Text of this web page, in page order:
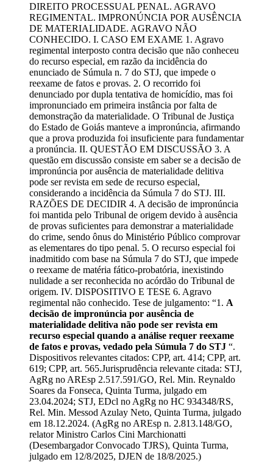
DIREITO PROCESSUAL PENAL. AGRAVO
REGIMENTAL. IMPRONÚNCIA POR AUSÊNCIA
DE MATERIALIDADE. AGRAVO NÃO
CONHECIDO. I. CASO EM EXAME 1. Agravo
regimental interposto contra decisão que não conheceu
do recurso especial, em razão da incidência do
enunciado de Súmula n. 7 do STJ, que impede o
reexame de fatos e provas. 2. O recorrido foi
denunciado por dupla tentativa de homicídio, mas foi
impronunciado em primeira instância por falta de
demonstração da materialidade. O Tribunal de Justiça
do Estado de Goiás manteve a impronúncia, afirmando
que a prova produzida foi insuficiente para fundamentar
a pronúncia. II. QUESTÃO EM DISCUSSÃO 3. A
questão em discussão consiste em saber se a decisão de
impronúncia por ausência de materialidade delitiva
pode ser revista em sede de recurso especial,
considerando a incidência da Súmula 7 do STJ. III.
RAZÕES DE DECIDIR 4. A decisão de impronúncia
foi mantida pelo Tribunal de origem devido à ausência
de provas suficientes para demonstrar a materialidade
do crime, sendo ônus do Ministério Público comprovar
as elementares do tipo penal. 5. O recurso especial foi
inadmitido com base na Súmula 7 do STJ, que impede
o reexame de matéria fático-probatória, inexistindo
nulidade a ser reconhecida no acórdão do Tribunal de
origem. IV. DISPOSITIVO E TESE 6. Agravo
regimental não conhecido. Tese de julgamento: “1. A
decisão de impronúncia por ausência de
materialidade delitiva não pode ser revista em
recurso especial quando a análise requer reexame
de fatos e provas, vedado pela Súmula 7 do STJ “.
Dispositivos relevantes citados: CPP, art. 414; CPP, art.
619; CPP, art. 565.Jurisprudência relevante citada: STJ,
AgRg no AREsp 2.517.591/GO, Rel. Min. Reynaldo
Soares da Fonseca, Quinta Turma, julgado em
23.04.2024; STJ, EDcl no AgRg no HC 934348/RS,
Rel. Min. Messod Azulay Neto, Quinta Turma, julgado
em 18.12.2024. (AgRg no AREsp n. 2.813.148/GO,
relator Ministro Carlos Cini Marchionatti
(Desembargador Convocado TJRS), Quinta Turma,
julgado em 12/8/2025, DJEN de 18/8/2025.)